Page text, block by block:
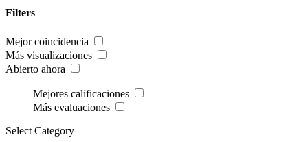
Filters
Mejor coincidencia
Más visualizaciones
Abierto ahora
Mejores calificaciones
Más evaluaciones
Select Category